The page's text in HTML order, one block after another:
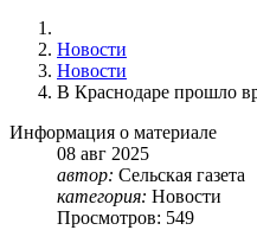
Новости
Новости
В Краснодаре прошло
Информация о материале
08 авг 2025
автор: Сельская газета
категория: Новости
Просмотров: 549